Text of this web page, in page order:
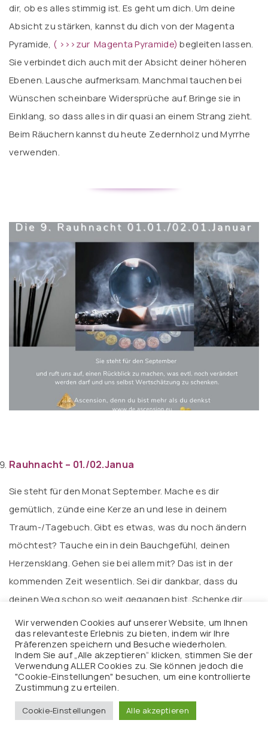
dir, ob es alles stimmig ist. Es geht um dich. Um deine
Absicht zu stärken, kannst du dich von der Magenta
Pyramide, ( >>>zur Magenta Pyramide) begleiten lassen.
Sie verbindet dich auch mit der Absicht deiner höheren
Ebenen. Lausche aufmerksam. Manchmal tauchen bei
Wünschen scheinbare Widersprüche auf. Bringe sie in
Einklang, so dass alles in dir quasi an einem Strang zieht.
Beim Räuchern kannst du heute Zedernholz und Myrrhe
verwenden.
Rauhnacht – 01./02.Janua
Sie steht für den Monat September. Mache es dir
gemütlich, zünde eine Kerze an und lese in deinem
Traum-/Tagebuch. Gibt es etwas, was du noch ändern
möchtest? Tauche ein in dein Bauchgefühl, deinen
Herzensklang. Gehen sie bei allem mit? Das ist in der
kommenden Zeit wesentlich. Sei dir dankbar, dass du
deinen Weg schon so weit gegangen bist. Schenke dir
Wertschätzung, dann kannst du auch andere
wertschätzen. Wenn du magst und die Möglichkeit hast,
kannst du dir einen wunderbaren LichtHeilKreis auslegen
>>> LichtHeilkreis von Ascension). Er bestärkt deine
Ausrichtung, klärt und leitet ab, was noch gehen möchte.
Zum Räuchern eignen sich heute Tanne und Myrrhe.
Wir verwenden Cookies auf unserer Website, um Ihnen
das relevanteste Erlebnis zu bieten, indem wir Ihre
Präferenzen speichern und Besuche wiederholen.
Indem Sie auf „Alle akzeptieren“ klicken, stimmen Sie der
Verwendung ALLER Cookies zu. Sie können jedoch die
"Cookie-Einstellungen" besuchen, um eine kontrollierte
Zustimmung zu erteilen.
Cookie-Einstellungen Alle akzeptieren